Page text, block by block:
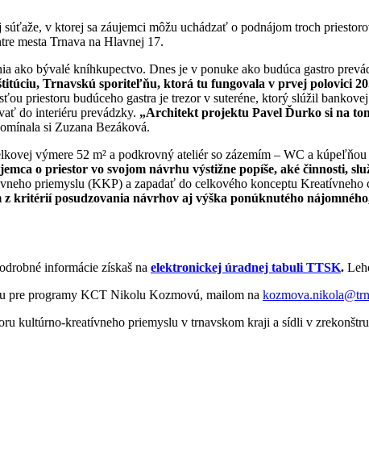
v ktorej sa záujemci môžu uchádzať o podnájom troch
mesta Trnava na Hlavnej 17.
ako bývalé kníhkupectvo. Dnes je v ponuke ako budúca gastro
Trnavskú sporiteľňu, ktorá tu fungovala v prvej polovici
priestoru budúceho gastra je trezor v suteréne, ktorý slúžil
do interiéru prevádzky. „Architekt projektu Pavel Ďurko si na
si Zuzana Bezáková.
výmere 52 m² a podkrovný ateliér so zázemím – WC a
o priestor vo svojom návrhu výstižne popíše, aké činnosti,
priemyslu (KKP) a zapadať do celkového konceptu
kritérií posudzovania návrhov aj výška ponúknutého
informácie získaš na elektronickej úradnej tabuli TTSK.
pre programy KCT Nikolu Kozmovú, mailom na
kultúrno-kreatívneho priemyslu v trnavskom kraji a sídli v